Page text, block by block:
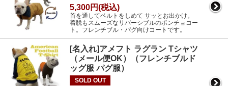
5,300円(税込)
首を通してベルトをしめて サッとお出かけ。
着脱もスムーズなリバーシブルのポンチョコー
ト。フレンチブル・パグ向けコートです。
[名入れ]アメフト ラグラン Tシャツ
（メール便OK）（フレンチブルド
ッグ服 パグ服）
SOLD OUT